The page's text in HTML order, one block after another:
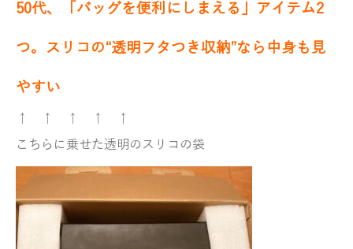
50代、「バッグを便利にしまえる」アイテム2
つ。スリコの“透明フタつき収納”なら中身も見
やすい
↑ ↑ ↑ ↑ ↑
こちらに乗せた透明のスリコの袋